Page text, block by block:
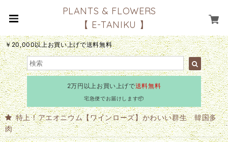
PLANTS & FLOWERS
【 E-TANIKU 】
￥20,000以上お買い上げで送料無料
2万円以上お買い上げで送料無料
宅急便でお届けします📦
特上！アエオニウム【ワインローズ】かわいい群生 韓国多
肉